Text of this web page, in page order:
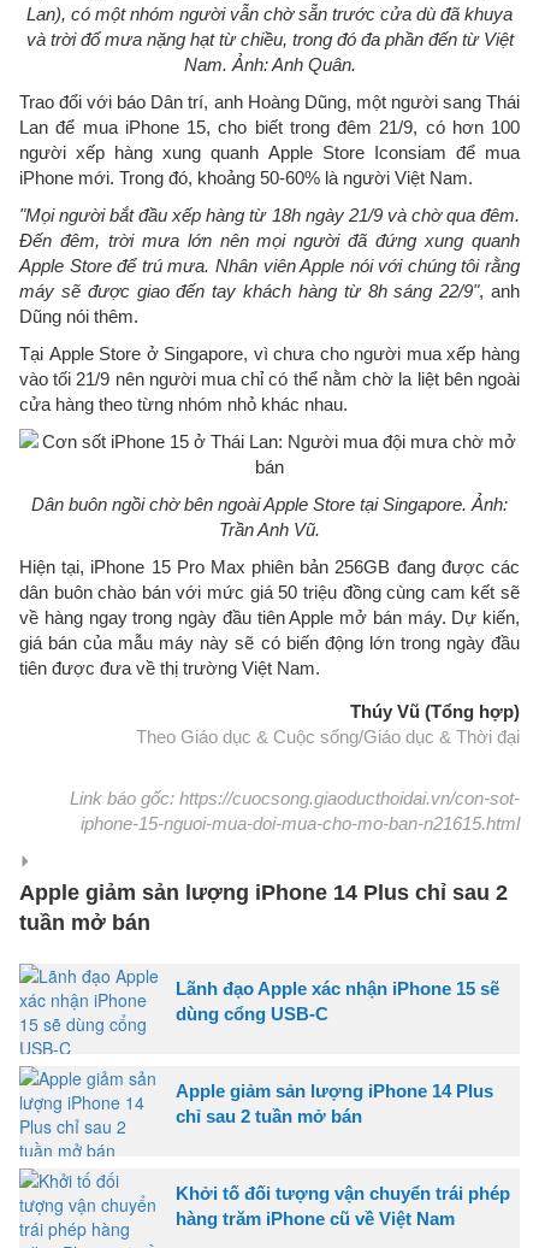
Lan), có một nhóm người vẫn chờ sẵn trước cửa dù đã khuya
và trời đổ mưa nặng hạt từ chiều, trong đó đa phần đến từ Việt
Nam. Ảnh: Anh Quân.
Trao đổi với báo Dân trí, anh Hoàng Dũng, một người sang Thái
Lan để mua iPhone 15, cho biết trong đêm 21/9, có hơn 100
người xếp hàng xung quanh Apple Store Iconsiam để mua
iPhone mới. Trong đó, khoảng 50-60% là người Việt Nam.
"Mọi người bắt đầu xếp hàng từ 18h ngày 21/9 và chờ qua đêm.
Đến đêm, trời mưa lớn nên mọi người đã đứng xung quanh
Apple Store để trú mưa. Nhân viên Apple nói với chúng tôi rằng
máy sẽ được giao đến tay khách hàng từ 8h sáng 22/9", anh
Dũng nói thêm.
Tại Apple Store ở Singapore, vì chưa cho người mua xếp hàng
vào tối 21/9 nên người mua chỉ có thể nằm chờ la liệt bên ngoài
cửa hàng theo từng nhóm nhỏ khác nhau.
Dân buôn ngồi chờ bên ngoài Apple Store tại Singapore. Ảnh:
Trần Anh Vũ.
Hiện tại, iPhone 15 Pro Max phiên bản 256GB đang được các
dân buôn chào bán với mức giá 50 triệu đồng cùng cam kết sẽ
về hàng ngay trong ngày đầu tiên Apple mở bán máy. Dự kiến,
giá bán của mẫu máy này sẽ có biến động lớn trong ngày đầu
tiên được đưa về thị trường Việt Nam.
Thúy Vũ (Tổng hợp)
Theo Giáo dục & Cuộc sống/Giáo dục & Thời đại
Link báo gốc: https://cuocsong.giaoducthoidai.vn/con-sot-
iphone-15-nguoi-mua-doi-mua-cho-mo-ban-n21615.html
Apple giảm sản lượng iPhone 14 Plus chỉ sau 2
tuần mở bán
Lãnh đạo Apple xác nhận iPhone 15 sẽ
dùng cổng USB-C
Apple giảm sản lượng iPhone 14 Plus
chỉ sau 2 tuần mở bán
Khởi tố đối tượng vận chuyển trái phép
hàng trăm iPhone cũ về Việt Nam